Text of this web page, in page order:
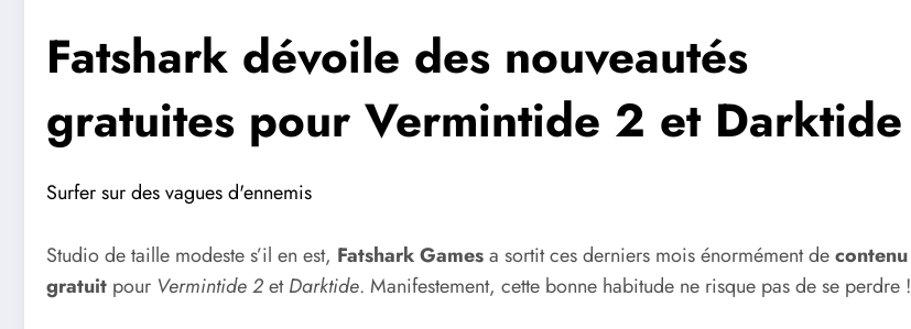
Fatshark dévoile des nouveautés
gratuites pour Vermintide 2 et Darktide
Surfer sur des vagues d'ennemis
Studio de taille modeste s’il en est, Fatshark Gamesa sortit ces derniers mois énormément decontenu
gratuit pour Vermintide 2etDarktide. Manifestement, cette bonne habitude ne risque pas de se perdre !